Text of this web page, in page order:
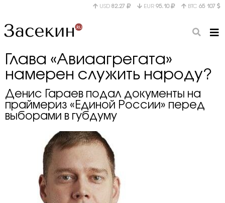
USD 82.27 EUR 95.10 BTC 65 107
Глава «Авиаагрегата»
намерен служить народу?
Денис Гараев подал документы на
праймериз «Единой России» перед
выборами в губдуму